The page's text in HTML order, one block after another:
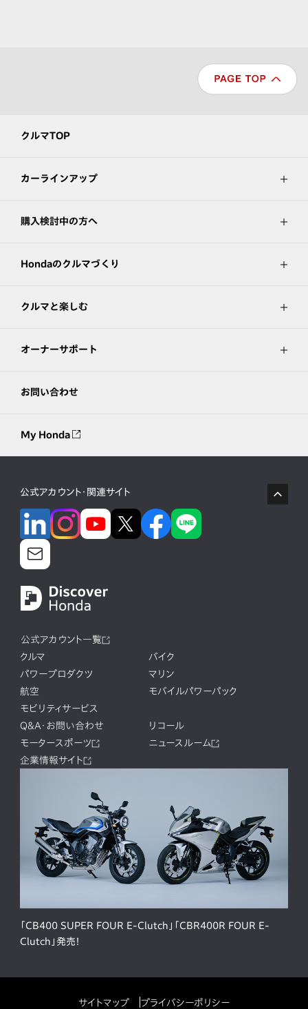
クルマTOP
カーラインアップ
購入検討中の方へ
Hondaのクルマづくり
クルマと楽しむ
オーナーサポート
お問い合わせ
My Honda
公式アカウント・関連サイト
公式アカウント一覧
クルマ
バイク
パワープロダクツ
マリン
航空
モバイルパワーパック
モビリティサービス
Q&A・お問い合わせ
リコール
モータースポーツ
ニュースルーム
企業情報サイト
「CB400 SUPER FOUR E-Clutch」「CBR400R FOUR E-
Clutch」発売！
サイトマップ プライバシーポリシー